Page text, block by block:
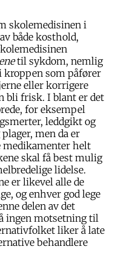
skolemedisinen i
både kosthold,
til sykdom, nemlig
kroppen som påfører
eller korrigere
bli frisk. I blant er det
for eksempel
leddgikt og
men da er
helt
skal få best mulig
lidelse.
er likevel alle de
og enhver god lege
delen av det
ingen motsetning til
liker å late
behandlere